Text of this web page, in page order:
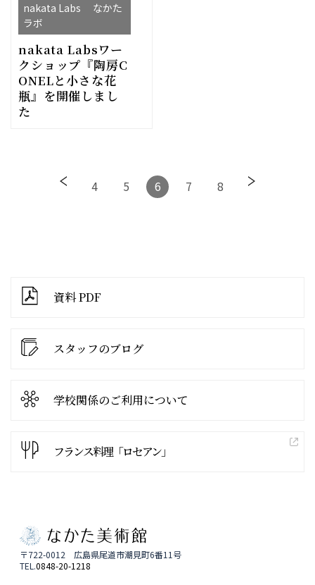
nakata Labs なかた
ラボ
nakata Labsワー
クショップ『陶房C
ONELと小さな花
瓶』を開催しまし
た
4 5 6 7 8
資料 PDF
スタッフのブログ
学校関係のご利用について
フランス料理「ロセアン」
〒722-0012 広島県尾道市潮見町6番11号
TEL.0848-20-1218